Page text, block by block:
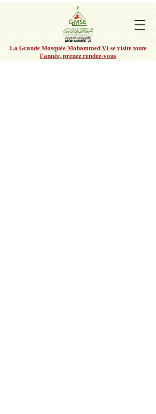
La Grande Mosquée Mohammed VI se visite toute
l'année, prenez rendez-vous